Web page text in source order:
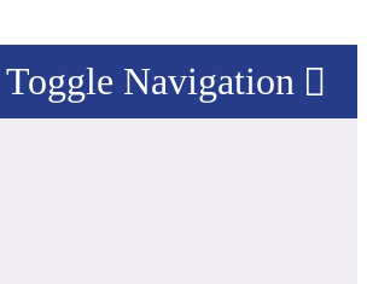
Toggle Navigation